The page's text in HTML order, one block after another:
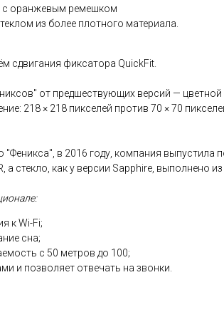
с оранжевым ремешком
из более плотного материала.
сдвигания фиксатора QuickFit.
от предшествующих версий — цветной
218 × 218 пикселей против 70 × 70
"Феникса", в 2016 году, компания
а стекло, как у версии Sapphire, выполнено
к Wi-Fi;
сна;
с 50 метров до 100;
и позволяет отвечать на звонки.